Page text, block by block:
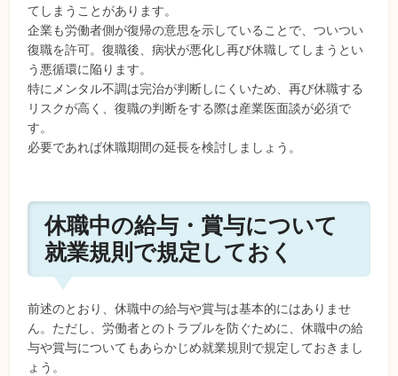
てしまうことがあります。
企業も労働者側が復帰の意思を示していることで、ついつい
復職を許可。復職後、病状が悪化し再び休職してしまうとい
う悪循環に陥ります。
特にメンタル不調は完治が判断しにくいため、再び休職する
リスクが高く、復職の判断をする際は産業医面談が必須で
す。
必要であれば休職期間の延長を検討しましょう。
休職中の給与・賞与について
就業規則で規定しておく
前述のとおり、休職中の給与や賞与は基本的にはありませ
ん。ただし、労働者とのトラブルを防ぐために、休職中の給
与や賞与についてもあらかじめ就業規則で規定しておきまし
ょう。